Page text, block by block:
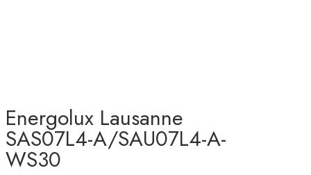
Energolux Lausanne
SAS07L4-A/SAU07L4-A-
WS30